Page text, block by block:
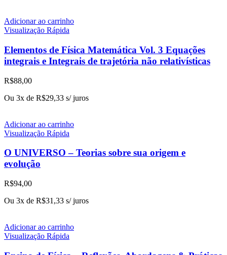
Adicionar ao carrinho
Visualização Rápida
Elementos de Física Matemática Vol. 3 Equações
integrais e Integrais de trajetória não relativísticas
R$88,00
Ou 3x de R$29,33 s/ juros
Adicionar ao carrinho
Visualização Rápida
O UNIVERSO – Teorias sobre sua origem e
evolução
R$94,00
Ou 3x de R$31,33 s/ juros
Adicionar ao carrinho
Visualização Rápida